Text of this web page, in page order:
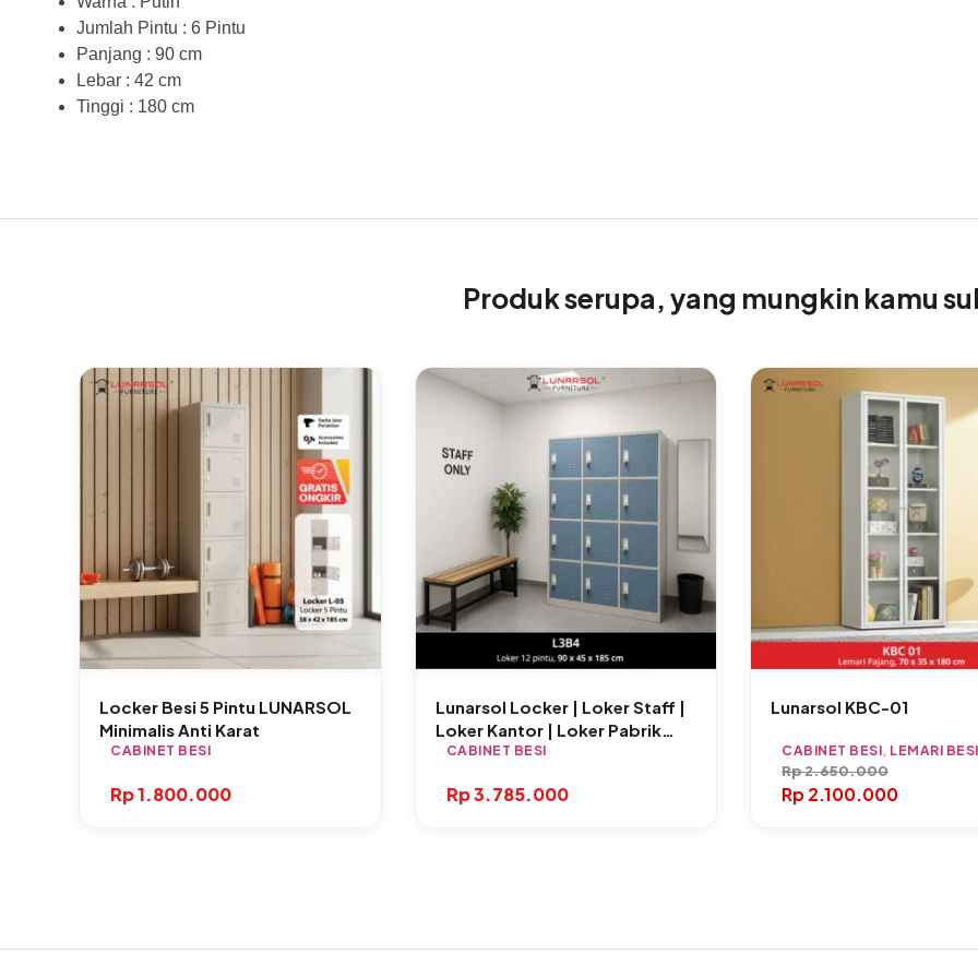
Jumlah Pintu : 6 Pintu
Panjang : 90 cm
Lebar : 42 cm
Tinggi : 180 cm
Produk serupa, yang mungkin kamu
Locker Besi 5 Pintu LUNARSOL
Minimalis Anti Karat
CABINET BESI
Rp1.800.000
Lunarsol Locker | Loker Staff |
Loker Kantor | Loker Pabrik
L3B4
CABINET BESI
Rp3.785.000
Lunarsol KBC-01
CABINET BESI, LEMARI BESI
Rp2.650.000
Rp2.100.000